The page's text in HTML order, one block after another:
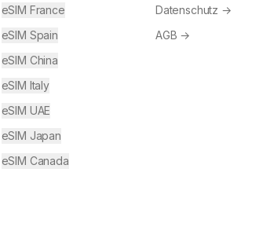
eSIM France
eSIM Spain
eSIM China
eSIM Italy
eSIM UAE
eSIM Japan
eSIM Canada
Datenschutz →
AGB →